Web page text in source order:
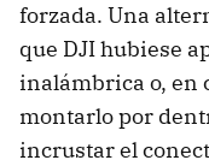
forzada. Una
que DJI hubiese
inalámbrica o, en
montarlo por
incrustar el